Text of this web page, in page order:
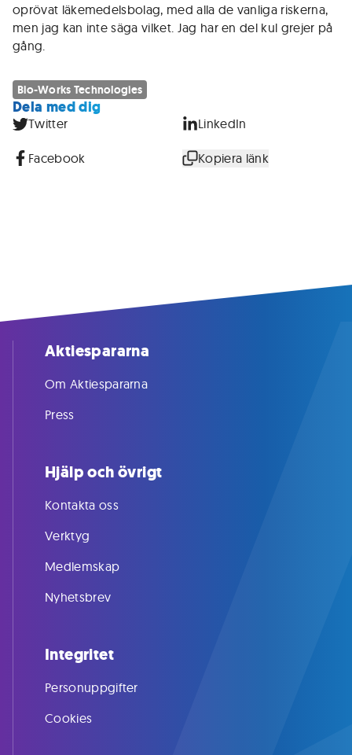
oprövat läkemedelsbolag, med alla de vanliga riskerna,
men jag kan inte säga vilket. Jag har en del kul grejer på
gång.
Bio-Works Technologies
Dela med dig
Twitter LinkedIn
Facebook Kopiera länk
Aktiespararna
Om Aktiespararna
Press
Hjälp och övrigt
Kontakta oss
Verktyg
Medlemskap
Nyhetsbrev
Integritet
Personuppgifter
Cookies